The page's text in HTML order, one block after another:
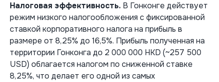
Налоговая эффективность. В Гонконге действует
режим низкого налогообложения с фиксированной
ставкой корпоративного налога на прибыль в
размере от 8,25% до 16,5%. Прибыль полученная на
территории Гонконга до 2 000 000 HKD (~257 500
USD) облагается налогом по сниженной ставке
8,25%, что делает его одной из самых